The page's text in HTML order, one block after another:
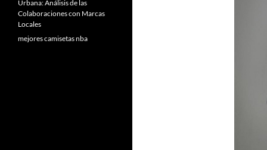
Urbana: Análisis de las
Colaboraciones con Marcas
Locales
mejores camisetas nba